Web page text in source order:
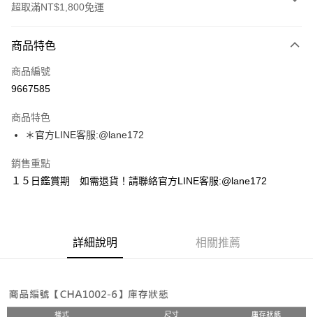
超取滿NT$1,800免運
信用卡一次付款
超商取貨付款
Apple Pay
街口支付
悠遊付
付款後全家取貨
商品特色
商品編號
9667585
商品特色
＊官方LINE客服:@lane172
銷售重點
１５日鑑賞期 如需退貨！請聯絡官方LINE客服:@lane172
詳細說明 相關推薦